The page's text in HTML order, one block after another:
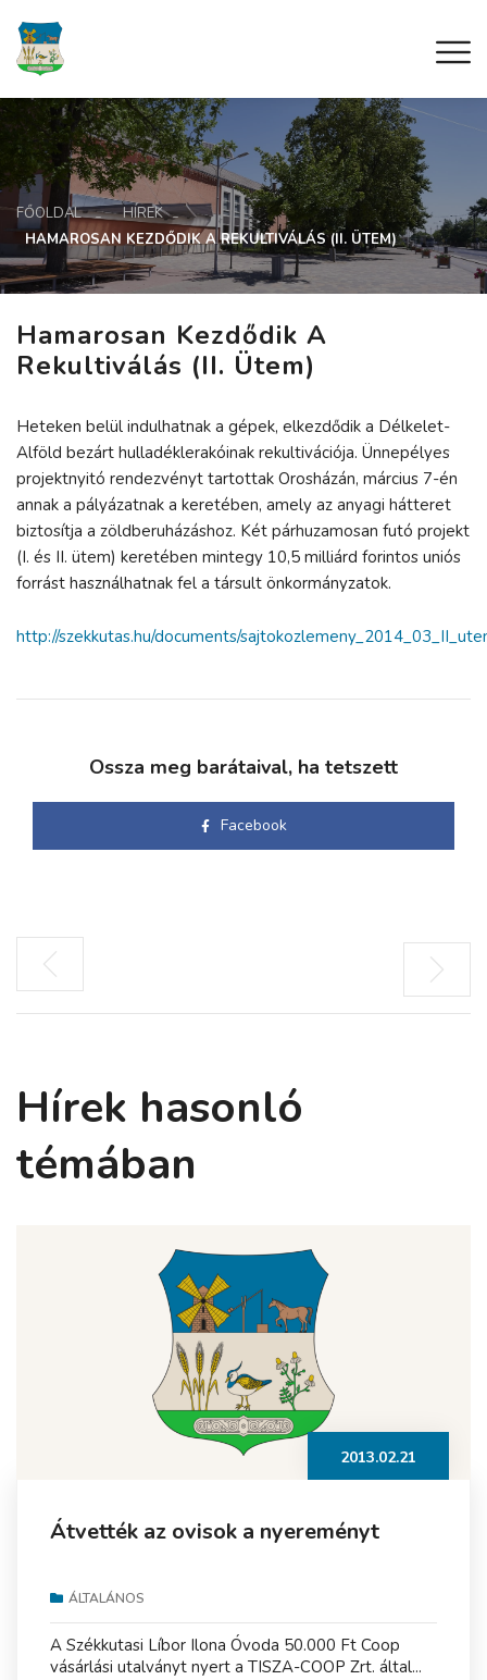
FŐOLDAL
HÍREK
HAMAROSAN KEZDŐDIK A REKULTIVÁLÁS (II. ÜTEM)
Hamarosan Kezdődik A
Rekultiválás (II. Ütem)
Heteken belül indulhatnak a gépek, elkezdődik a Délkelet-
Alföld bezárt hulladéklerakóinak rekultivációja. Ünnepélyes
projektnyitó rendezvényt tartottak Orosházán, március 7-én
annak a pályázatnak a keretében, amely az anyagi hátteret
biztosítja a zöldberuházáshoz. Két párhuzamosan futó projekt
(I. és II. ütem) keretében mintegy 10,5 milliárd forintos uniós
forrást használhatnak fel a társult önkormányzatok.
http://szekkutas.hu/documents/
Ossza meg barátaival, ha tetszett
Facebook
Hírek hasonló
témában
2013.02.21
Átvették az ovisok a nyereményt
ÁLTALÁNOS
A Székkutasi Líbor Ilona Óvoda 50.000 Ft Coop
vásárlási utalványt nyert a TISZA-COOP Zrt. által...